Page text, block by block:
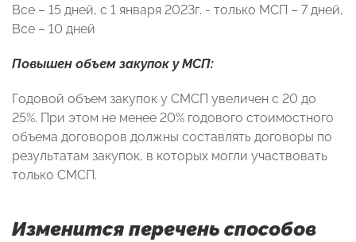
Все – 15 дней, с 1 января 2023г. - только МСП – 7 дней,
Все – 10 дней
Повышен объем закупок у МСП:
Годовой объем закупок у СМСП увеличен с 20 до
25%. При этом не менее 20% годового стоимостного
объема договоров должны составлять договоры по
результатам закупок, в которых могли участвовать
только СМСП.
Изменится перечень способов